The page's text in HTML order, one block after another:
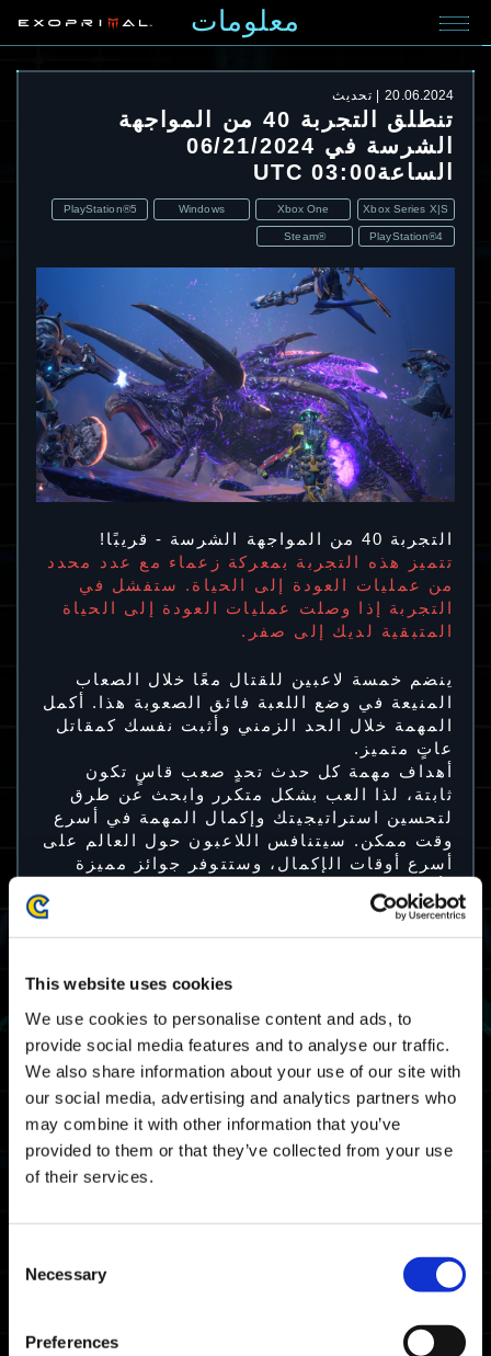
This website uses cookies
We use cookies to personalise content and ads, to
provide social media features and to analyse our traffic.
We also share information about your use of our site with
our social media, advertising and analytics partners who
may combine it with other information that you’ve
provided to them or that they’ve collected from your use
of their services.
Selection
Necessary
Preferences
معلومات
20.06.2024 تحديث
تنطلق التجربة 40 من المواجهة
الشرسة في 06/21/2024
الساعة03:00 UTC
Xbox Series X|S
Xbox One
Windows
PlayStation®5
PlayStation®4
Steam®
التجربة 40 من المواجهة الشرسة - قريبًا!
تتميز هذه التجربة بمعركة زعماء مع عدد محدد
من عمليات العودة إلى الحياة. ستفشل في
التجربة إذا وصلت عمليات العودة إلى الحياة
المتبقية لديك إلى صفر.
ينضم خمسة لاعبين للقتال معًا خلال الصعاب
المنيعة في وضع اللعبة فائق الصعوبة هذا. أكمل
المهمة خلال الحد الزمني وأثبت نفسك كمقاتل
عاتٍ متميز.
أهداف مهمة كل حدث تحدٍ صعب قاسٍ تكون
ثابتة، لذا العب بشكل متكرر وابحث عن طرق
لتحسين استراتيجيتك وإكمال المهمة في أسرع
وقت ممكن. سيتنافس اللاعبون حول العالم على
أسرع أوقات الإكمال، وستتوفر جوائز مميزة
06/20 2024 20:00 PDT ～ 06/24 2024 19:59
PDT
الخريطة
المكافآت
مكافآت التصنيف
شرط الاستحواذ
أكمِل تحدٍ المواجهة الشرسة مرة على الأقل.